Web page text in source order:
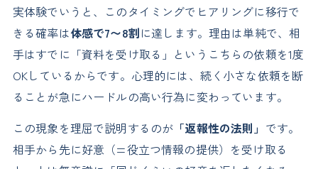
実体験でいうと、このタイミングでヒアリングに移行で
きる確率は体感で7〜8割に達します。理由は単純で、相
手はすでに「資料を受け取る」というこちらの依頼を1度
OKしているからです。心理的には、続く小さな依頼を断
ることが急にハードルの高い行為に変わっています。
この現象を理屈で説明するのが 「返報性の法則」 です。
相手から先に好意（=役立つ情報の提供）を受け取る